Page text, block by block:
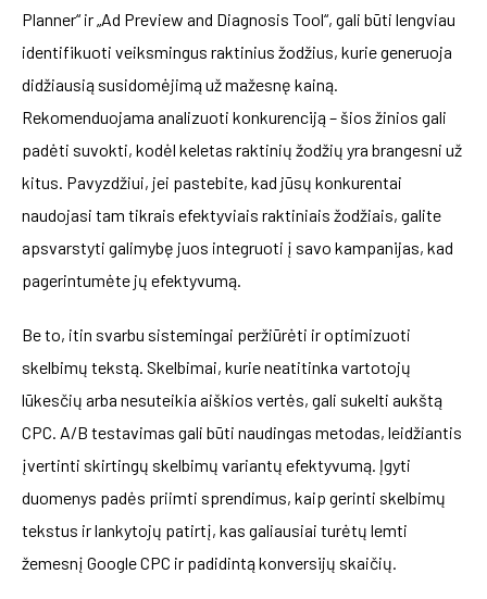
Planner“ ir „Ad Preview and Diagnosis Tool“, gali būti lengviau
identifikuoti veiksmingus raktinius žodžius, kurie generuoja
didžiausią susidomėjimą už mažesnę kainą.
Rekomenduojama analizuoti konkurenciją – šios žinios gali
padėti suvokti, kodėl keletas raktinių žodžių yra brangesni už
kitus. Pavyzdžiui, jei pastebite, kad jūsų konkurentai
naudojasi tam tikrais efektyviais raktiniais žodžiais, galite
apsvarstyti galimybę juos integruoti į savo kampanijas, kad
pagerintumėte jų efektyvumą.
Be to, itin svarbu sistemingai peržiūrėti ir optimizuoti
skelbimų tekstą. Skelbimai, kurie neatitinka vartotojų
lūkesčių arba nesuteikia aiškios vertės, gali sukelti aukštą
CPC. A/B testavimas gali būti naudingas metodas, leidžiantis
įvertinti skirtingų skelbimų variantų efektyvumą. Įgyti
duomenys padės priimti sprendimus, kaip gerinti skelbimų
tekstus ir lankytojų patirtį, kas galiausiai turėtų lemti
žemesnį Google CPC ir padidintą konversijų skaičių.